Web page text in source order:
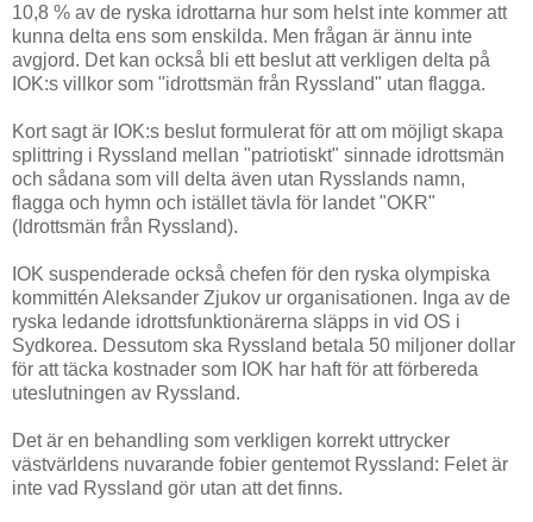
10,8 % av de ryska idrottarna hur som helst inte kommer att
kunna delta ens som enskilda. Men frågan är ännu inte
avgjord. Det kan också bli ett beslut att verkligen delta på
IOK:s villkor som "idrottsmän från Ryssland" utan flagga.
Kort sagt är IOK:s beslut formulerat för att om möjligt skapa
splittring i Ryssland mellan "patriotiskt" sinnade idrottsmän
och sådana som vill delta även utan Rysslands namn,
flagga och hymn och istället tävla för landet "OKR"
(Idrottsmän från Ryssland).
IOK suspenderade också chefen för den ryska olympiska
kommittén Aleksander Zjukov ur organisationen. Inga av de
ryska ledande idrottsfunktionärerna släpps in vid OS i
Sydkorea. Dessutom ska Ryssland betala 50 miljoner dollar
för att täcka kostnader som IOK har haft för att förbereda
uteslutningen av Ryssland.
Det är en behandling som verkligen korrekt uttrycker
västvärldens nuvarande fobier gentemot Ryssland: Felet är
inte vad Ryssland gör utan att det finns.